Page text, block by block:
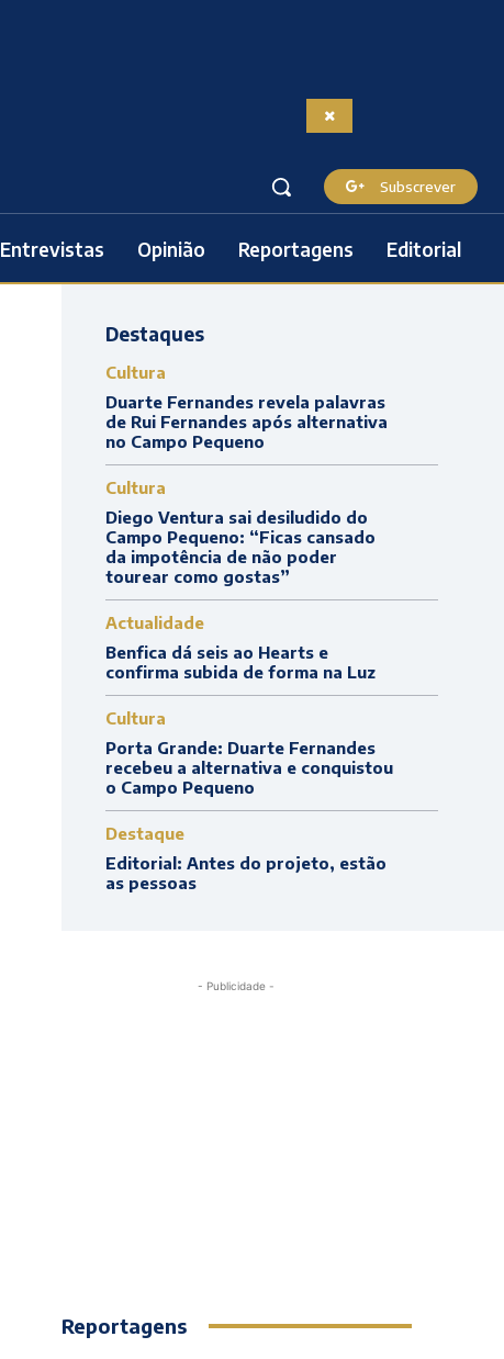
Subscrever
Entrevistas Opinião Reportagens Editorial
Destaques
Cultura
Duarte Fernandes revela palavras
de Rui Fernandes após alternativa
no Campo Pequeno
Cultura
Diego Ventura sai desiludido do
Campo Pequeno: “Ficas cansado
da impotência de não poder
tourear como gostas”
Actualidade
Benfica dá seis ao Hearts e
confirma subida de forma na Luz
Cultura
Porta Grande: Duarte Fernandes
recebeu a alternativa e conquistou
o Campo Pequeno
Destaque
Editorial: Antes do projeto, estão
as pessoas
- Publicidade -
Reportagens